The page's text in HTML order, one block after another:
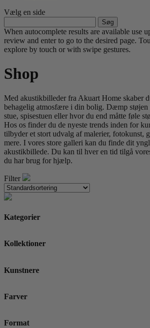
Vælg en side
efter:
When autocomplete results are available use
review and enter to go to the desired page.
explore by touch or with swipe gestures.
Shop
Med akustikbilleder fra Akuart Home skaber
behagelig atmosfære i din bolig. Dæmp
stue, spisestuen eller hvor du end måtte føle
Hos os finder du de nyeste trends inden for
tilbyder et stort udvalg af malerier, fotokunst,
mere. I vores store galleri kan du finde dit
akustikbillede. Du kan til hver en tid tilgå
du har brug for hjælp.
Filter
Kategorier
Kollektioner
Kunstnere
Farver
Format